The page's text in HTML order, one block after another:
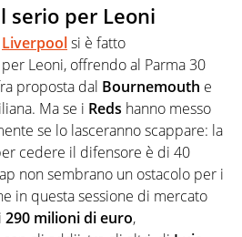
serio per Leoni
Liverpoolsi è fatto
Leoni, offrendo al Parma 30
proposta dal Bournemouth e
Ma se i Reds hanno messo
se lo lasceranno scappare: la
cedere il difensore è di 40
non sembrano un ostacolo per i
in questa sessione di mercato
290 milioni di euro,